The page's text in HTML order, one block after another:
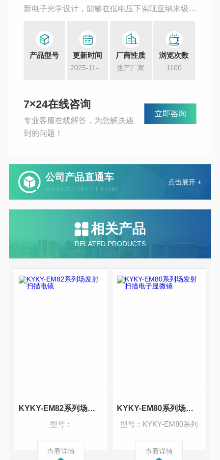
新电子光学设计，能够在低电压下实现亚纳米级的
足多种科研和工业领域的测试需求。
产品型号 更新时间 厂商性质
生产厂家
浏览次数
1100
7×24在线咨询
专业客服在线解答，为您解决遇
到的问题！
立即咨询
公司产品直通车
PRODUCT DIRECT TRAIN
相关产品
RELATED PRODUCTS
KYKY-EM82系列场发射扫描电镜
型号：
查看详情
KYKY-EM80系列场发射扫描电子显微镜
型号：KYKY-EM80系列
查看详情